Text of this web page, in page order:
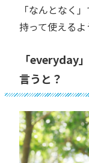
「なんとなく
持って使えるよ
「everyday
言うと？